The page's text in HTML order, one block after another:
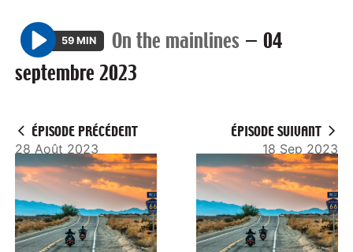
P
l
59 MIN On the mainlines — 04
septembre 2023
ÉPISODE PRÉCÉDENT
28 Août 2023
ÉPISODE SUIVANT
18 Sep 2023